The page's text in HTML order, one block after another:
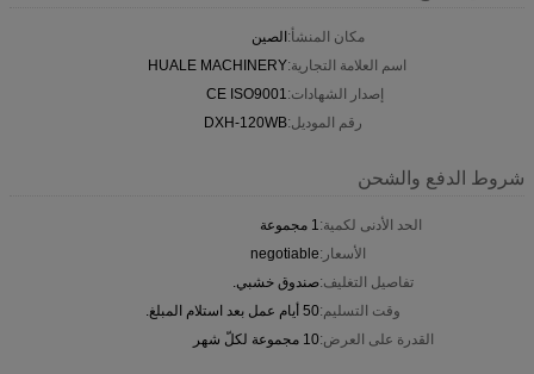
مكان المنشأ:الصين
اسم العلامة التجارية:HUALE MACHINERY
إصدار الشهادات:CE ISO9001
رقم الموديل:DXH-120WB
شروط الدفع والشحن
الحد الأدنى لكمية:1 مجموعة
الأسعار:negotiable
تفاصيل التغليف:صندوق خشبي.
وقت التسليم:50 أيام عمل بعد استلام المبلغ.
القدرة على العرض:10 مجموعة لكلّ شهر